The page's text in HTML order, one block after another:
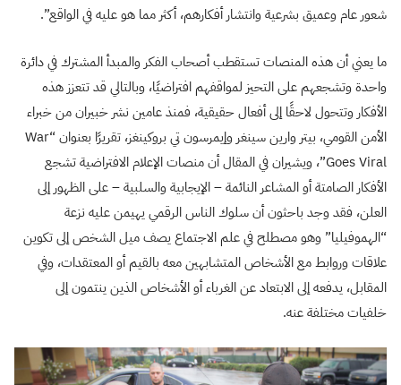
شعور عام وعميق بشرعية وانتشار أفكارهم، أكثر مما هو عليه في الواقع”.
ما يعني أن هذه المنصات تستقطب أصحاب الفكر والمبدأ المشترك في دائرة
واحدة وتشجعهم على التحيز لمواقفهم افتراضيًا، وبالتالي قد تتعزز هذه
الأفكار وتتحول لاحقًا إلى أفعال حقيقية، فمنذ عامين نشر خبيران من خبراء
الأمن القومي، بيتر وارين سينغر وإيمرسون تي بروكينغز، تقريرًا بعنوان “War
Goes Viral”، ويشيران في المقال أن منصات الإعلام الافتراضية تشجع
الأفكار الصامتة أو المشاعر النائمة – الإيجابية والسلبية – على الظهور إلى
العلن، فقد وجد باحثون أن سلوك الناس الرقمي يهيمن عليه نزعة
“الهموفيليا” وهو مصطلح في علم الاجتماع يصف ميل الشخص إلى تكوين
علاقات وروابط مع الأشخاص المتشابهين معه بالقيم أو المعتقدات، وفي
المقابل، يدفعه إلى الابتعاد عن الغرباء أو الأشخاص الذين ينتمون إلى
خلفيات مختلفة عنه.